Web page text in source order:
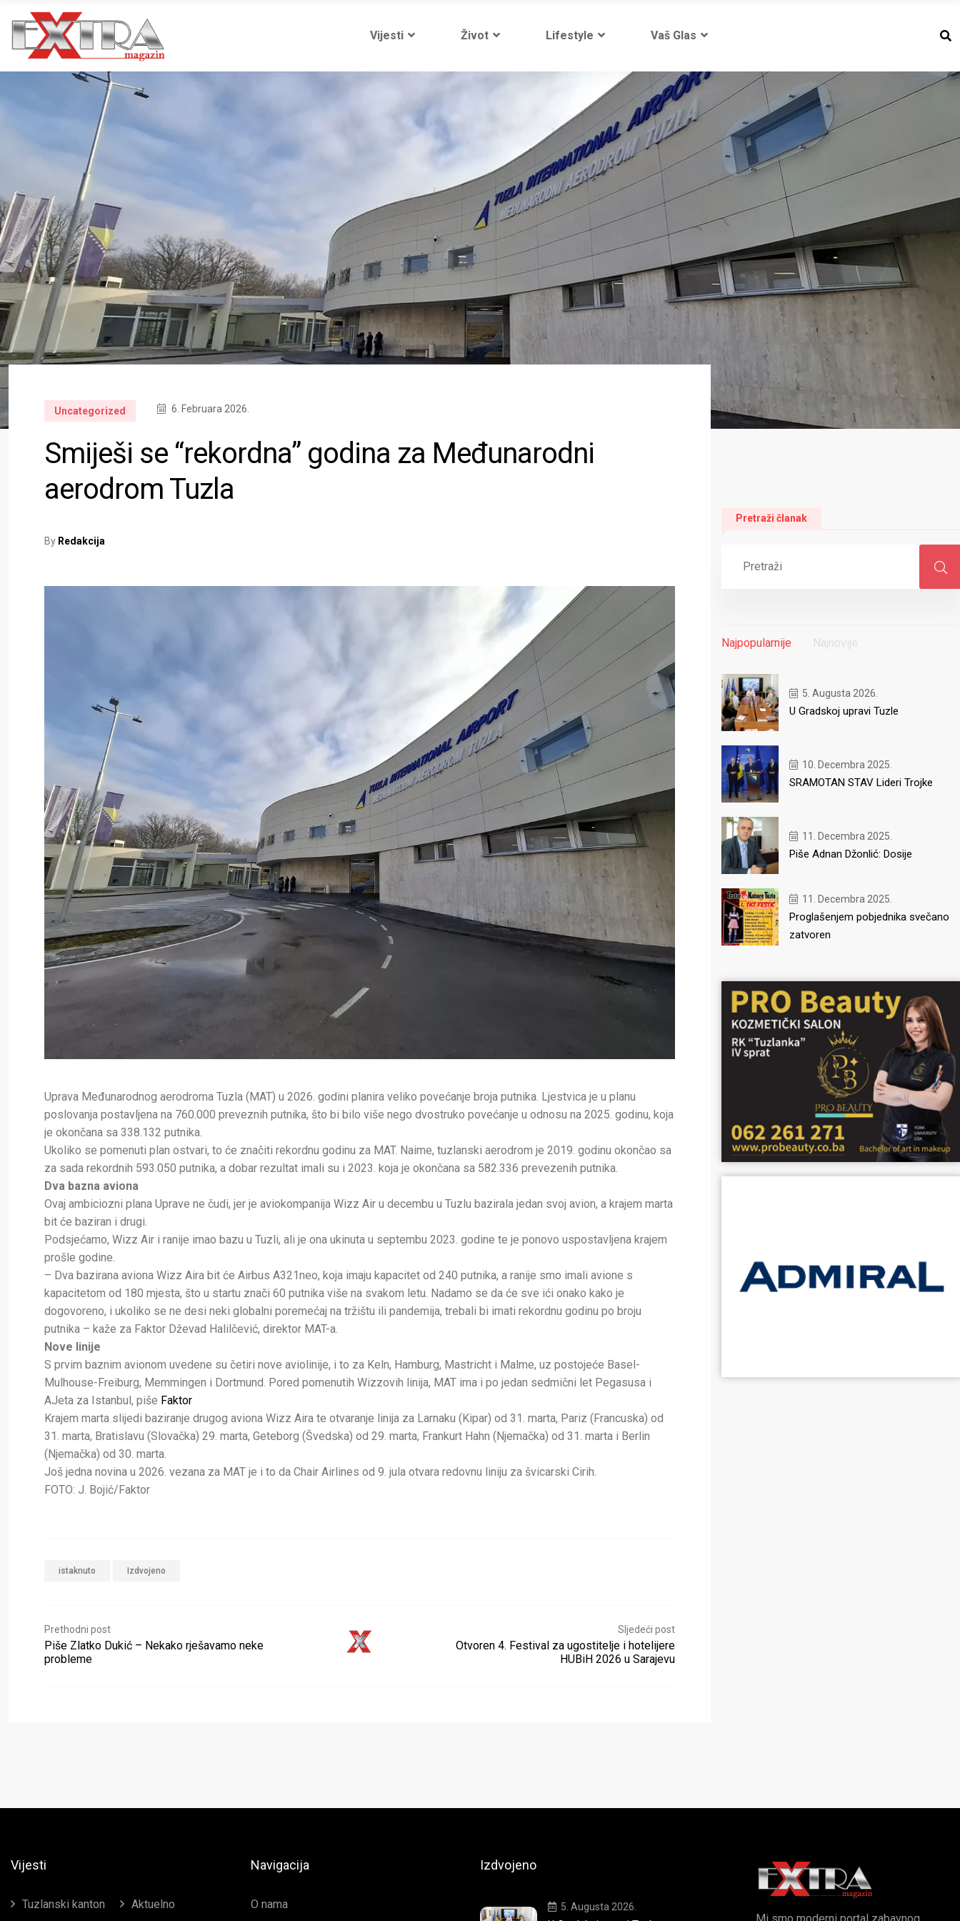
Vijesti Život Lifestyle Vaš Glas
Uncategorized 6. Februara 2026.
Smiješi se “rekordna” godina za Međunarodni
aerodrom Tuzla
By Redakcija
Uprava Međunarodnog aerodroma Tuzla (MAT) u 2026. godini planira veliko povećanje broja putnika. Ljestvica je u planu
poslovanja postavljena na 760.000 preveznih putnika, što bi bilo više nego dvostruko povećanje u odnosu na 2025. godinu, koja
je okončana sa 338.132 putnika.
Ukoliko se pomenuti plan ostvari, to će značiti rekordnu godinu za MAT. Naime, tuzlanski aerodrom je 2019. godinu okončao sa
za sada rekordnih 593.050 putnika, a dobar rezultat imali su i 2023. koja je okončana sa 582.336 prevezenih putnika.
Dva bazna aviona
Ovaj ambiciozni plana Uprave ne čudi, jer je aviokompanija Wizz Air u decembu u Tuzlu bazirala jedan svoj avion, a krajem marta
bit će baziran i drugi.
Podsjećamo, Wizz Air i ranije imao bazu u Tuzli, ali je ona ukinuta u septembu 2023. godine te je ponovo uspostavljena krajem
prošle godine.
– Dva bazirana aviona Wizz Aira bit će Airbus A321neo, koja imaju kapacitet od 240 putnika, a ranije smo imali avione s
kapacitetom od 180 mjesta, što u startu znači 60 putnika više na svakom letu. Nadamo se da će sve ići onako kako je
dogovoreno, i ukoliko se ne desi neki globalni poremećaj na tržištu ili pandemija, trebali bi imati rekordnu godinu po broju
putnika – kaže za Faktor Dževad Halilčević, direktor MAT-a.
Nove linije
S prvim baznim avionom uvedene su četiri nove aviolinije, i to za Keln, Hamburg, Mastricht i Malme, uz postojeće Basel-
Mulhouse-Freiburg, Memmingen i Dortmund. Pored pomenutih Wizzovih linija, MAT ima i po jedan sedmični let Pegasusa i
AJeta za Istanbul, piše Faktor
Krajem marta slijedi baziranje drugog aviona Wizz Aira te otvaranje linija za Larnaku (Kipar) od 31. marta, Pariz (Francuska) od
31. marta, Bratislavu (Slovačka) 29. marta, Geteborg (Švedska) od 29. marta, Frankurt Hahn (Njemačka) od 31. marta i Berlin
(Njemačka) od 30. marta.
Još jedna novina u 2026. vezana za MAT je i to da Chair Airlines od 9. jula otvara redovnu liniju za švicarski Cirih.
FOTO: J. Bojić/Faktor
istaknuto Izdvojeno
Prethodni post
Piše Zlatko Dukić – Nekako rješavamo neke
probleme
Sljedeći post
Otvoren 4. Festival za ugostitelje i hotelijere
HUBiH 2026 u Sarajevu
Pretraži članak
Najpopularnije Najnovije
5. Augusta 2026.
U Gradskoj upravi Tuzle
10. Decembra 2025.
SRAMOTAN STAV Lideri Trojke
11. Decembra 2025.
Piše Adnan Džonlić: Dosije
11. Decembra 2025.
Proglašenjem pobjednika svečano
zatvoren
Vijesti
Tuzlanski kanton Aktuelno
Navigacija
O nama
Izdvojeno
5. Augusta 2026.